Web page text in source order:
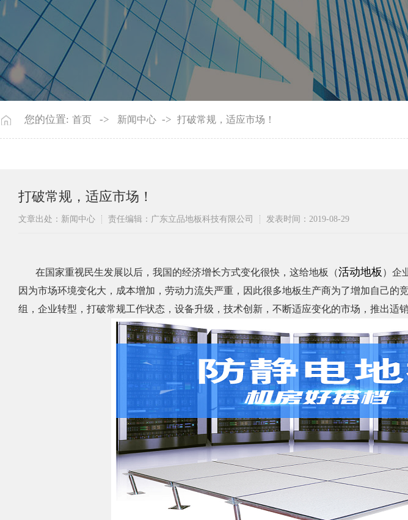
您的位置: 首页 -> 新闻中心 -> 打破常规，适应市场！
打破常规，适应市场！
文章出处：新闻中心 责任编辑：广东立品地板科技有限公司 发表时间：2019-08-29
在国家重视民生发展以后，我国的经济增长方式变化很快，这给地板（活动地板 ）企
因为市场环境变化大，成本增加，劳动力流失严重，因此很多地板生产商为了增加自己的
组，企业转型，打破常规工作状态，设备升级，技术创新，不断适应变化的市场，推出适